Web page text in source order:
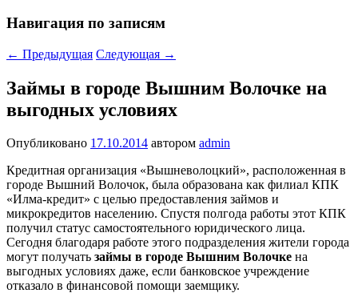
Навигация по записям
← Предыдущая Следующая →
Займы в городе Вышним Волочке на
выгодных условиях
Опубликовано 17.10.2014 автором admin
Кредитная организация «Вышневолоцкий», расположенная в
городе Вышний Волочок, была образована как филиал КПК
«Илма-кредит» с целью предоставления займов и
микрокредитов населению. Спустя полгода работы этот КПК
получил статус самостоятельного юридического лица.
Сегодня благодаря работе этого подразделения жители города
могут получать займы в городе Вышним Волочке на
выгодных условиях даже, если банковское учреждение
отказало в финансовой помощи заемщику.